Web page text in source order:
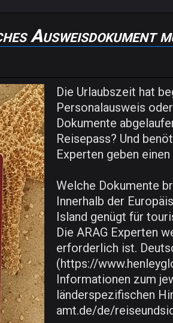
Ausweisdokument
Die Urlaubszeit hat
Personalausweis
Dokumente
Reisepass? Und
Experten geben
Welche Dokumente
Innerhalb der
Island genügt für
Die ARAG Experten
erforderlich ist.
(https://
Informationen zum
länderspezifischen
amt.de/de/